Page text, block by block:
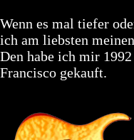
Wenn es mal tiefer
ich am liebsten
Den habe ich mir
Francisco gekauft.